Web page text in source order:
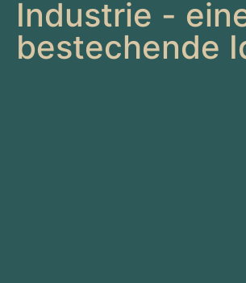
Industrie -
bestechende